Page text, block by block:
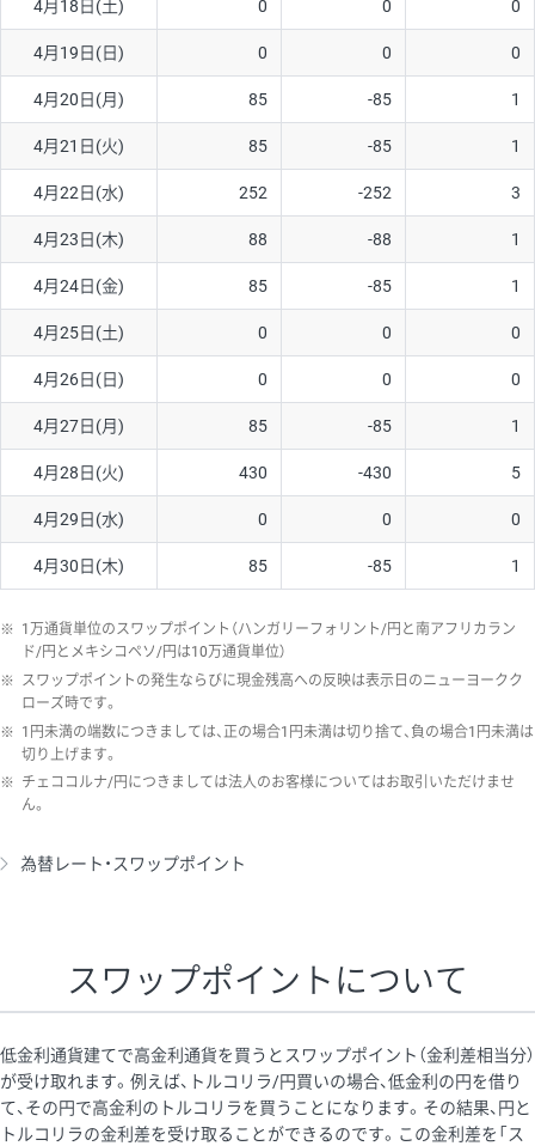
ソ/円は10万通貨単位。
4月18日(土) 0 0 0
4月19日(日) 0 0 0
4月20日(月) 85 -85 1
4月21日(火) 85 -85 1
4月22日(水) 252 -252 3
4月23日(木) 88 -88 1
4月24日(金) 85 -85 1
4月25日(土) 0 0 0
4月26日(日) 0 0 0
4月27日(月) 85 -85 1
4月28日(火) 430 -430 5
4月29日(水) 0 0 0
4月30日(木) 85 -85 1
※ 1万通貨単位のスワップポイント（ハンガリーフォリント/円と南アフリカラン
ド/円とメキシコペソ/円は10万通貨単位）
※ スワップポイントの発生ならびに現金残高への反映は表示日のニューヨークク
ローズ時です。
※ 1円未満の端数につきましては、正の場合1円未満は切り捨て、負の場合1円未満は
切り上げます。
※ チェココルナ/円につきましては法人のお客様についてはお取引いただけませ
ん。
為替レート・スワップポイント
スワップポイントについて
低金利通貨建てで高金利通貨を買うとスワップポイント（金利差相当分）
が受け取れます。例えば、トルコリラ/円買いの場合、低金利の円を借り
て、その円で高金利のトルコリラを買うことになります。その結果、円と
トルコリラの金利差を受け取ることができるのです。この金利差を「ス